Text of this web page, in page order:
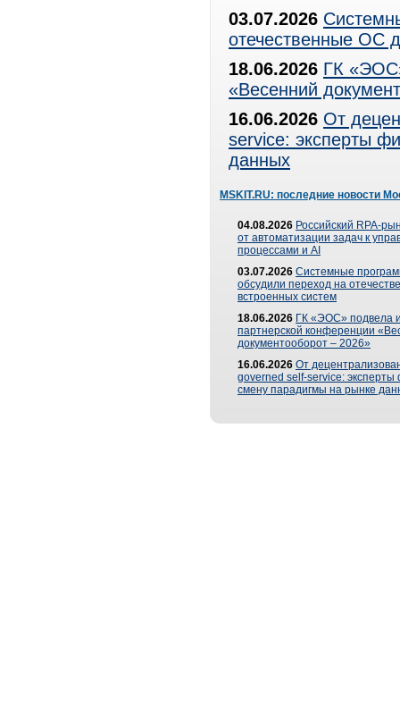
03.07.2026
отечественные ОС
18.06.2026 ГК
«Весенний
16.06.2026 От
service: эксперты
данных
MSKIT.RU: последние новости
04.08.2026 Российский RPA-
от автоматизации задач к
процессами и AI
03.07.2026 Системные
обсудили переход на
встроенных систем
18.06.2026 ГК «ЭОС» подвела
партнерской конференции
документооборот – 2026»
16.06.2026 От
governed self-service: эксперты
смену парадигмы на рынке